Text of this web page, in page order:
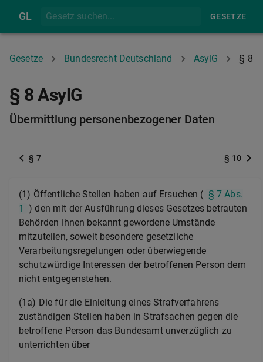
GL GESETZE
Gesetze Bundesrecht Deutschland AsylG § 8
§ 8 AsylG
Übermittlung personenbezogener Daten
§ 7 § 10
(1) Öffentliche Stellen haben auf Ersuchen ( § 7 Abs.
1 ) den mit der Ausführung dieses Gesetzes betrauten
Behörden ihnen bekannt gewordene Umstände
mitzuteilen, soweit besondere gesetzliche
Verarbeitungsregelungen oder überwiegende
schutzwürdige Interessen der betroffenen Person dem
nicht entgegenstehen.
(1a) Die für die Einleitung eines Strafverfahrens
zuständigen Stellen haben in Strafsachen gegen die
betroffene Person das Bundesamt unverzüglich zu
unterrichten über